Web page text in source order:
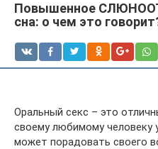
Повышенное
сна: о чем это
Оральный секс – это
своему любимому человеку
может порадовать своего